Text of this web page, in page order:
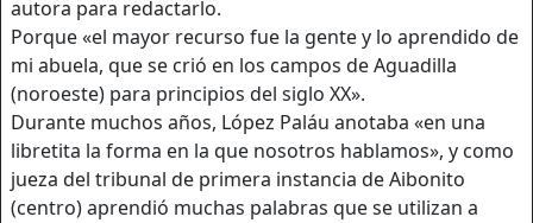
autora para redactarlo.
Porque «el mayor recurso fue la gente y lo aprendido de
mi abuela, que se crió en los campos de Aguadilla
(noroeste) para principios del siglo XX».
Durante muchos años, López Paláu anotaba «en una
libretita la forma en la que nosotros hablamos», y como
jueza del tribunal de primera instancia de Aibonito
(centro) aprendió muchas palabras que se utilizan a